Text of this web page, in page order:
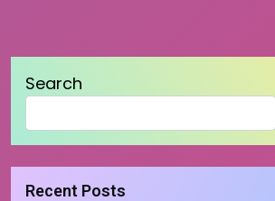
Search
Recent Posts